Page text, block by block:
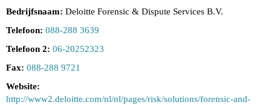
Bedrijfsnaam: Deloitte Forensic & Dispute Services B.V.
Telefoon: 088-288 3639
Telefoon 2: 06-20252323
Fax: 088-288 9721
Website:
http://www2.deloitte.com/nl/nl/pages/risk/solutions/forensic-and-